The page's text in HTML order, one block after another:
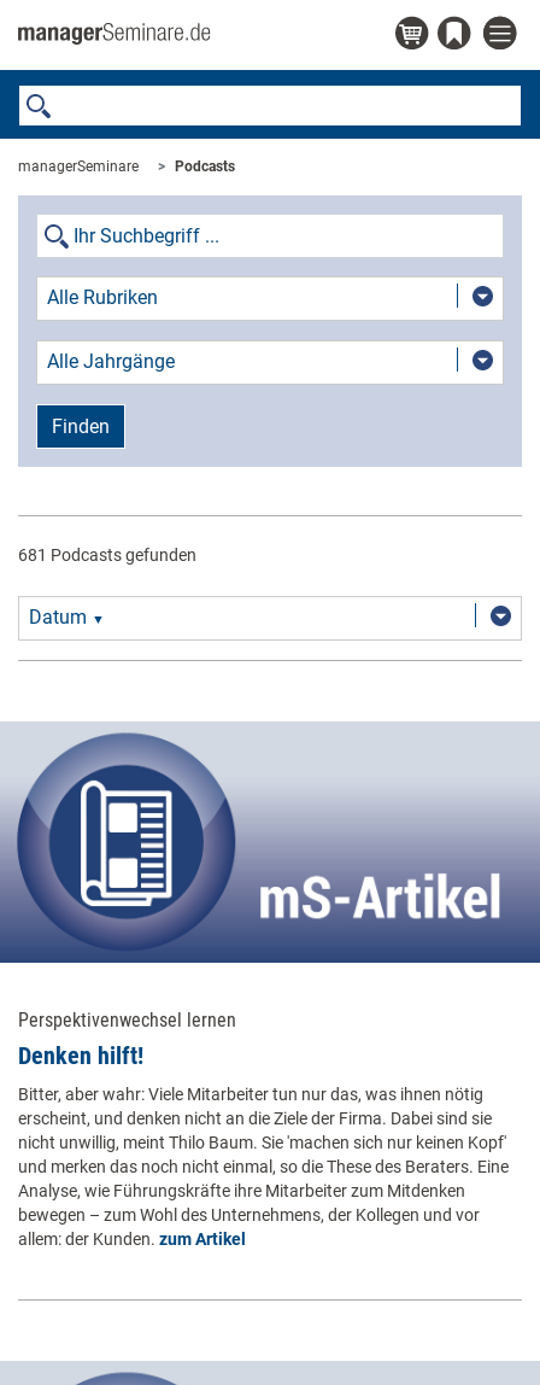
managerSeminare Podcasts
Alle Rubriken
Alle Jahrgänge
Finden
681 Podcasts gefunden
Datum ▼
Perspektivenwechsel lernen
Denken hilft!
Bitter, aber wahr: Viele Mitarbeiter tun nur das, was ihnen nötig
erscheint, und denken nicht an die Ziele der Firma. Dabei sind sie
nicht unwillig, meint Thilo Baum. Sie 'machen sich nur keinen Kopf'
und merken das noch nicht einmal, so die These des Beraters. Eine
Analyse, wie Führungskräfte ihre Mitarbeiter zum Mitdenken
bewegen – zum Wohl des Unternehmens, der Kollegen und vor
allem: der Kunden. zum Artikel